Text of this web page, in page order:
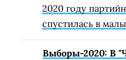
2020 году
спустилась в
Выборы-2020: В